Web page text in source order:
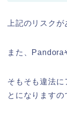
上記のリスクが
また、Pandora
そもそも違法に
とになりますの